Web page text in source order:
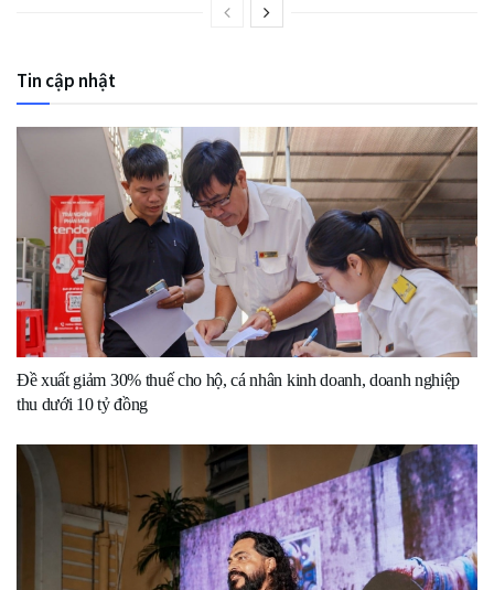
Tin cập nhật
Đề xuất giảm 30% thuế cho hộ, cá nhân kinh doanh, doanh nghiệp
thu dưới 10 tỷ đồng